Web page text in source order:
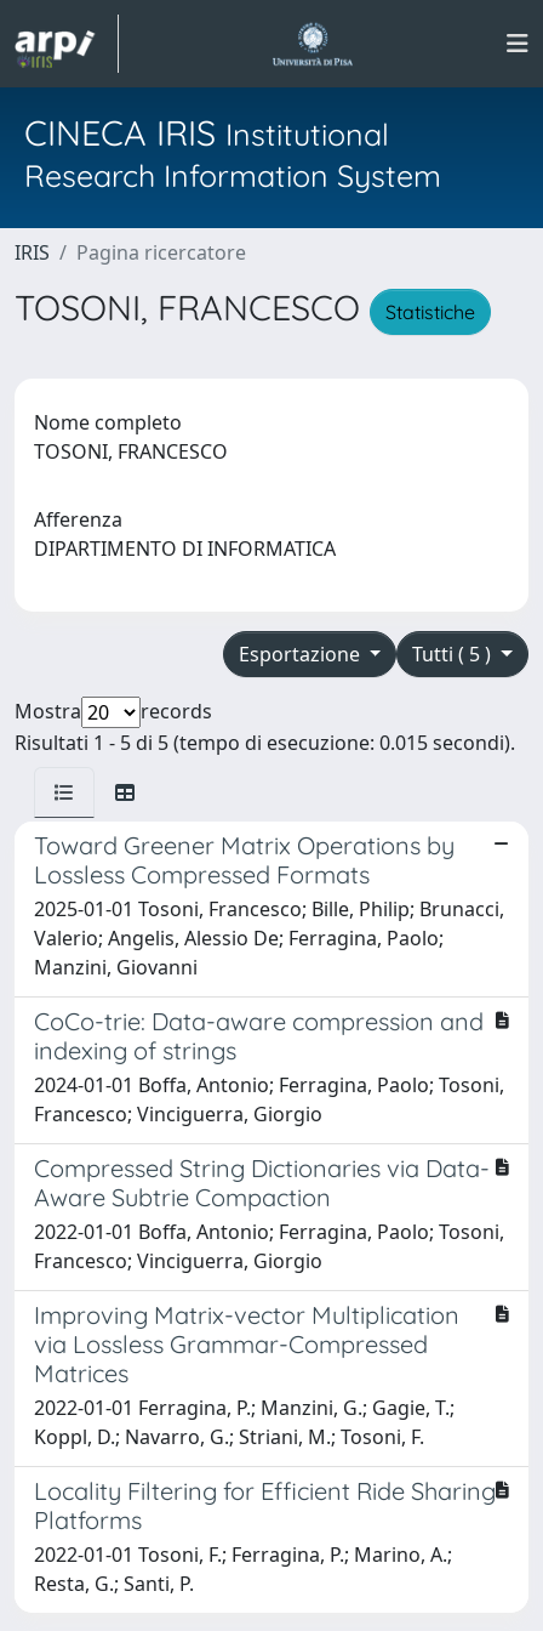
CINECA IRIS Institutional
Research Information System
IRIS Pagina ricercatore
TOSONI, FRANCESCO Statistiche
Nome completo
TOSONI, FRANCESCO
Afferenza
DIPARTIMENTO DI INFORMATICA
Tutti ( 5 )
Esportazione
Mostra
records
Risultati 1 - 5 di 5 (tempo di esecuzione: 0.015 secondi).
Toward Greener Matrix Operations by
Lossless Compressed Formats
2025-01-01 Tosoni, Francesco; Bille, Philip; Brunacci,
Valerio; Angelis, Alessio De; Ferragina, Paolo;
Manzini, Giovanni
CoCo-trie: Data-aware compression and
indexing of strings
2024-01-01 Boffa, Antonio; Ferragina, Paolo; Tosoni,
Francesco; Vinciguerra, Giorgio
Compressed String Dictionaries via Data-
Aware Subtrie Compaction
2022-01-01 Boffa, Antonio; Ferragina, Paolo; Tosoni,
Francesco; Vinciguerra, Giorgio
Improving Matrix-vector Multiplication
via Lossless Grammar-Compressed
Matrices
2022-01-01 Ferragina, P.; Manzini, G.; Gagie, T.;
Koppl, D.; Navarro, G.; Striani, M.; Tosoni, F.
Locality Filtering for Efficient Ride Sharing
Platforms
2022-01-01 Tosoni, F.; Ferragina, P.; Marino, A.;
Resta, G.; Santi, P.